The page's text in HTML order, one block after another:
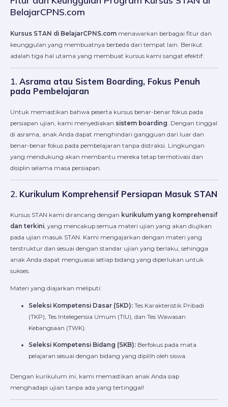
BelajarCPNS.com
Kursus STAN di BelajarCPNS.com menawarkan berbagai fitur dan
keunggulan yang membuatnya berbeda dari tempat lain. Berikut
adalah tiga hal utama yang membuat kursus kami sangat efektif:
1. Asrama atau Sistem Boarding, Fokus Penuh
pada Pembelajaran
Untuk memastikan bahwa peserta kursus benar-benar fokus pada
persiapan ujian, kami menyediakan sistem boarding. Dengan tinggal
di asrama, anak Anda dapat menghindari gangguan dari luar dan
benar-benar fokus pada pembelajaran tanpa distraksi. Lingkungan
yang mendukung akan membantu mereka tetap termotivasi dan
disiplin selama masa persiapan.
2. Kurikulum Komprehensif Persiapan Masuk STAN
Kursus STAN kami dirancang dengan kurikulum yang komprehensif
dan terkini, yang mencakup semua materi ujian yang akan diujikan
pada ujian masuk STAN. Kami mengajarkan dengan materi yang
terstruktur dan sesuai dengan standar ujian yang berlaku, sehingga
anak Anda dapat menguasai setiap bidang yang diperlukan untuk
sukses.
Materi yang diajarkan meliputi:
Seleksi Kompetensi Dasar (SKD):Tes Karakteristik Pribadi
(TKP), Tes Intelegensia Umum (TIU), dan Tes Wawasan
Kebangsaan (TWK).
Seleksi Kompetensi Bidang (SKB):Berfokus pada mata
pelajaran sesuai dengan bidang yang dipilih oleh siswa.
Dengan kurikulum ini, kami memastikan anak Anda siap
menghadapi ujian tanpa ada yang tertinggal!